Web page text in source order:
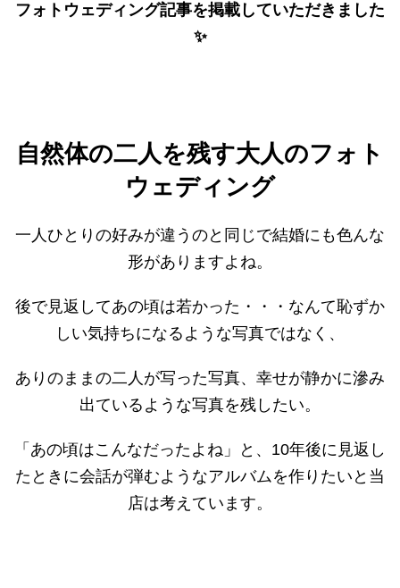
フォトウェディング記事を掲載していただきました
✨
自然体の二人を残す大人のフォト
ウェディング
一人ひとりの好みが違うのと同じで結婚にも色んな
形がありますよね。
後で見返してあの頃は若かった・・・なんて恥ずか
しい気持ちになるような写真ではなく、
ありのままの二人が写った写真、幸せが静かに滲み
出ているような写真を残したい。
「あの頃はこんなだったよね」と、10年後に見返し
たときに会話が弾むようなアルバムを作りたいと当
店は考えています。